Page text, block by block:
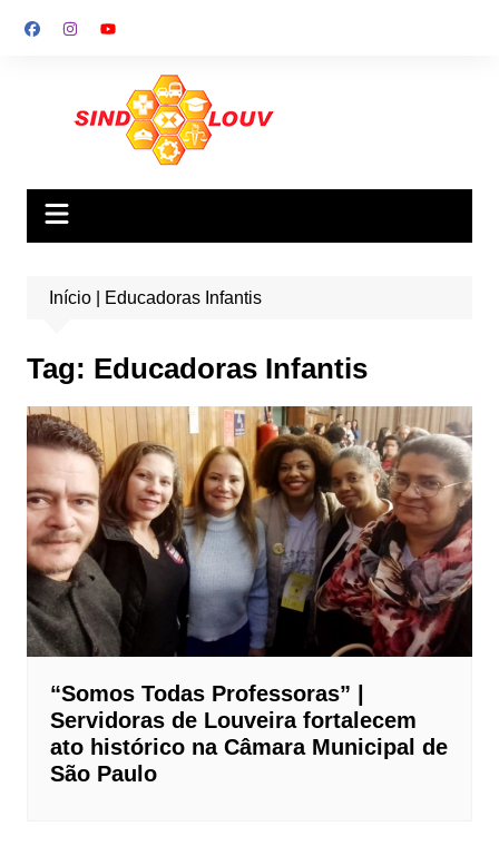
para
Início| Educadoras Infantis
Tag: Educadoras Infantis
“Somos Todas Professoras” |
Servidoras de Louveira fortalecem
ato histórico na Câmara Municipal de
São Paulo